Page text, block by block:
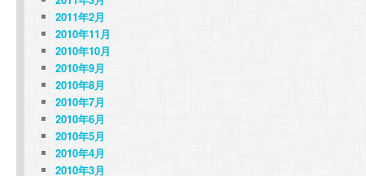
2011年2月
2010年11月
2010年10月
2010年9月
2010年8月
2010年7月
2010年6月
2010年5月
2010年4月
2010年3月